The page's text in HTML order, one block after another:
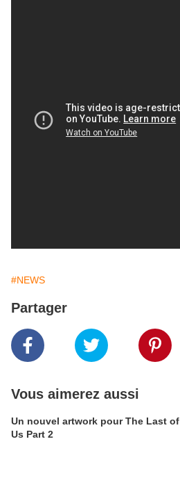
#NEWS
Partager
Vous aimerez aussi
Un nouvel artwork pour The Last of
Us Part 2